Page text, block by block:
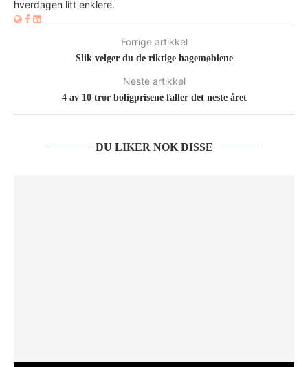
hverdagen litt enklere.
Forrige artikkel
Slik velger du de riktige hagemøblene
Neste artikkel
4 av 10 tror boligprisene faller det neste året
DU LIKER NOK DISSE